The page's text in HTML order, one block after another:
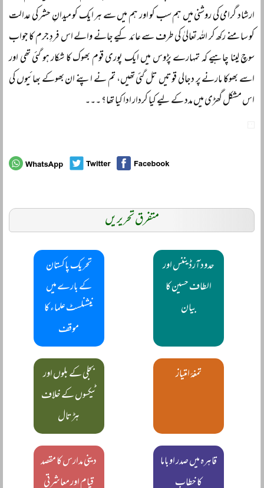
ارشاد گرامی کی روشنی میں ہم سب کو اور ہم میں سے ہر ایک کو میدانِ حشر کی عدالت
کو سامنے رکھ کر اللہ تعالیٰ کی طرف سے عائد کیے جانے والے اس فردِ جرم کا جواب
سوچ لینا چاہیے کہ تمہارے پڑوس میں ایک پوری قوم بھوک کا شکار ہو گئی تھی اور
اسے بھوکا مارنے پر دجالی قوتیں تل گئی تھیں، تم نے اپنے ان بھوکے بھائیوں کی
اس مشکل گھڑی میں مدد کے لیے کیا کردار ادا کیا تھا؟ ۔۔۔
متفرق تحریریں
حدود آرڈیننس اور
الطاف حسین کا
بیان
تحریک پاکستان
کے بارے میں
نیشنلسٹ علماء کا
موقف
تمغۂ امتیاز
بجلی کے بلوں اور
ٹیکسوں کے خلاف
ہڑتال
قاہرہ میں صدر اوباما
کا خطاب
دینی مدارس کا مقصد
قیام اور معاشرتی